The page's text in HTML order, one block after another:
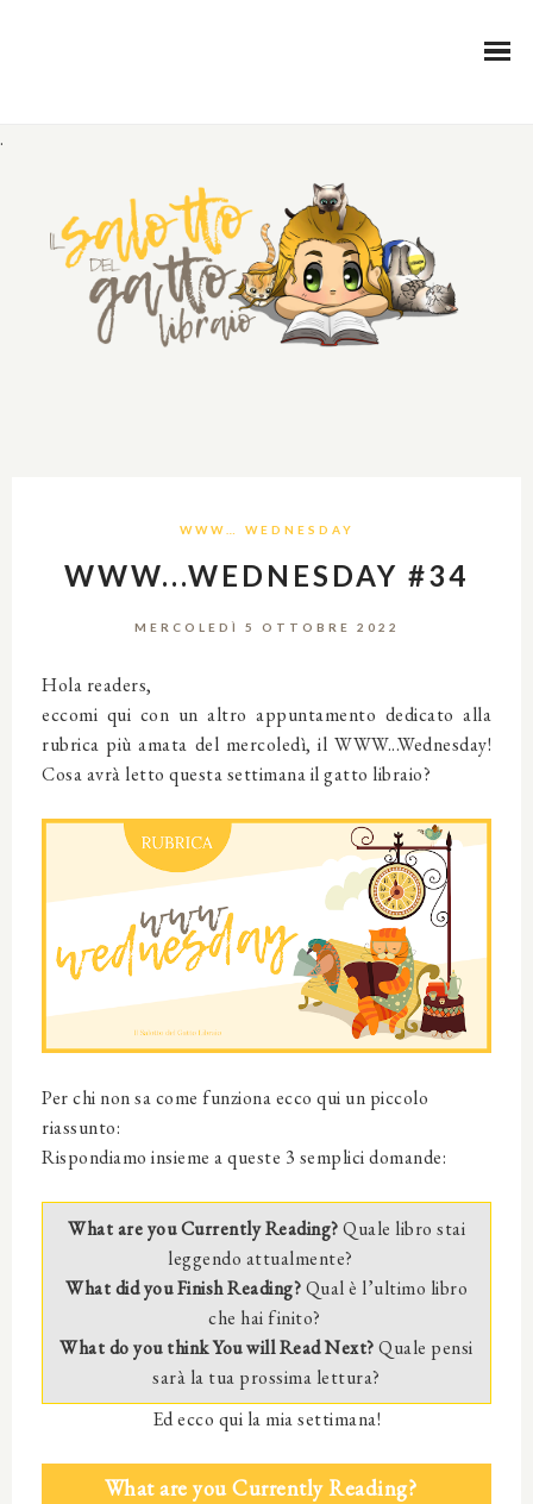
.
WWW… WEDNESDAY
WWW...WEDNESDAY #34
MERCOLEDÌ 5 OTTOBRE 2022
Hola readers,
eccomi qui con un altro appuntamento dedicato alla
rubrica più amata del mercoledì, il WWW...Wednesday!
Cosa avrà letto questa settimana il gatto libraio?
Per chi non sa come funziona ecco qui un piccolo
riassunto:
Rispondiamo insieme a queste 3 semplici domande:
What are you Currently Reading?Quale libro stai
leggendo attualmente?
What did you Finish Reading?Qual è l’ultimo libro
che hai finito?
What do you think You will Read Next?Quale pensi
sarà la tua prossima lettura?
Ed ecco qui la mia settimana!
What are you Currently Reading?